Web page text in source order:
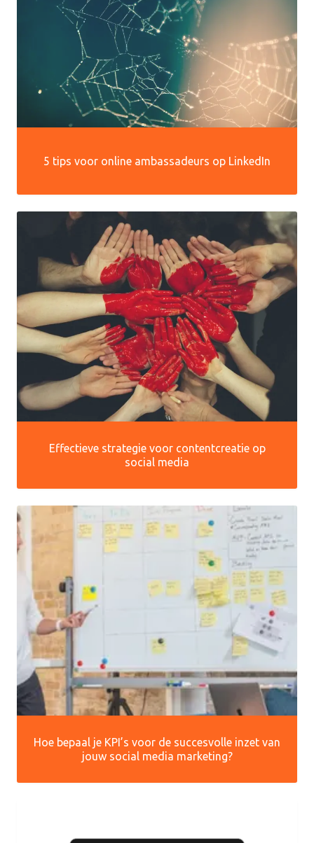
5 tips voor online ambassadeurs op LinkedIn
Effectieve strategie voor contentcreatie op
social media
Hoe bepaal je KPI’s voor de succesvolle inzet van
jouw social media marketing?